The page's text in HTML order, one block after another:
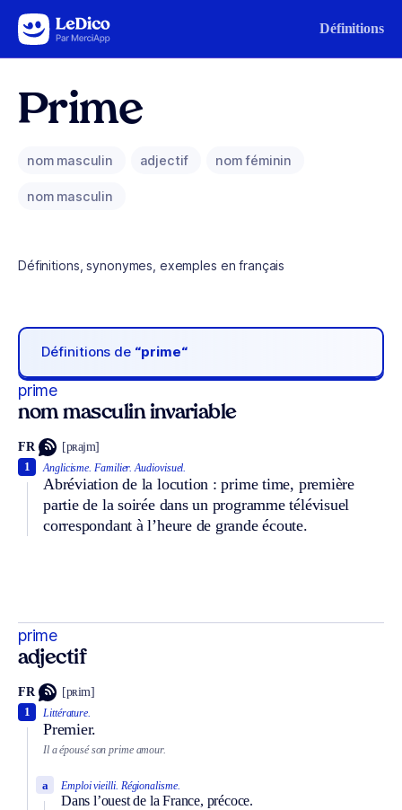
Aller au contenu Définitions
Prime
nom masculin adjectif nom féminin
nom masculin
Définitions, synonymes, exemples en français
Définitions de “prime“
prime
nom masculin invariable
FR [pʀajm]
Anglicisme. Familier. Audiovisuel.
Abréviation de la locution : prime time, première
partie de la soirée dans un programme télévisuel
correspondant à l’heure de grande écoute.
1
prime
adjectif
FR [pʀim]
Littérature.
Premier.
1
Il a épousé son prime amour.
Emploi vieilli. Régionalisme.
Dans l’ouest de la France, précoce.
a